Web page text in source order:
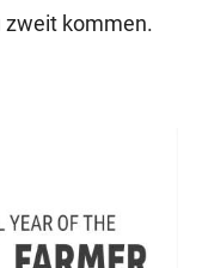
zweit kommen.